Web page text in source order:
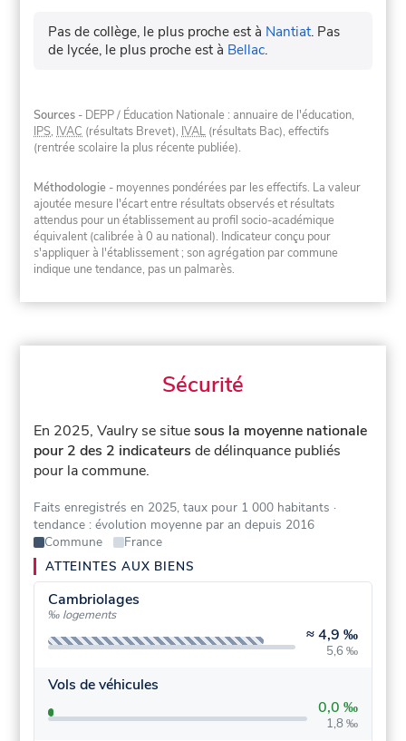
Pas de collège, le plus proche est à Nantiat. Pas
de lycée, le plus proche est à Bellac.
Sources - DEPP / Éducation Nationale : annuaire de l'éducation,
IPS, IVAC (résultats Brevet), IVAL (résultats Bac), effectifs
(rentrée scolaire la plus récente publiée).
Méthodologie - moyennes pondérées par les effectifs. La valeur
ajoutée mesure l'écart entre résultats observés et résultats
attendus pour un établissement au profil socio-académique
équivalent (calibrée à 0 au national). Indicateur conçu pour
s'appliquer à l'établissement ; son agrégation par commune
indique une tendance, pas un palmarès.
Sécurité
En 2025, Vaulry se situesous la moyenne nationale
pour 2 des 2 indicateurs de délinquance publiés
pour la commune.
Faits enregistrés en 2025, taux pour 1 000 habitants ·
tendance : évolution moyenne par an depuis 2016
Commune
France
ATTEINTES AUX BIENS
Cambriolages
‰ logements
≈4,9 ‰
5,6 ‰
Vols de véhicules
0,0 ‰
1,8 ‰